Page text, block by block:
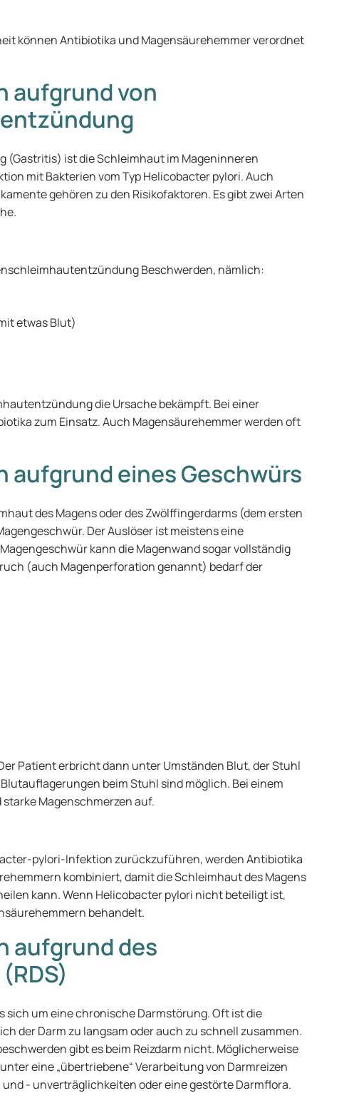
können Antibiotika und Magensäurehemmer verordnet
aufgrund von
(Gastritis) ist die Schleimhaut im Mageninneren
mit Bakterien vom Typ Helicobacter pylori. Auch
gehören zu den Risikofaktoren. Es gibt zwei Arten
Beschwerden, nämlich:
etwas Blut)
die Ursache bekämpft. Bei einer
zum Einsatz. Auch Magensäurehemmer werden oft
aufgrund eines Geschwürs
des Magens oder des Zwölffingerdarms (dem ersten
Der Auslöser ist meistens eine
kann die Magenwand sogar vollständig
(auch Magenperforation genannt) bedarf der
Patient erbricht dann unter Umständen Blut, der Stuhl
beim Stuhl sind möglich. Bei einem
Magenschmerzen auf.
pylori-Infektion zurückzuführen, werden Antibiotika
kombiniert, damit die Schleimhaut des Magens
kann. Wenn Helicobacter pylori nicht beteiligt ist,
behandelt.
aufgrund des
sich um eine chronische Darmstörung. Oft ist die
der Darm zu langsam oder auch zu schnell zusammen.
gibt es beim Reizdarm nicht. Möglicherweise
eine „übertriebene“ Verarbeitung von Darmreizen
- unverträglichkeiten oder eine gestörte Darmflora.